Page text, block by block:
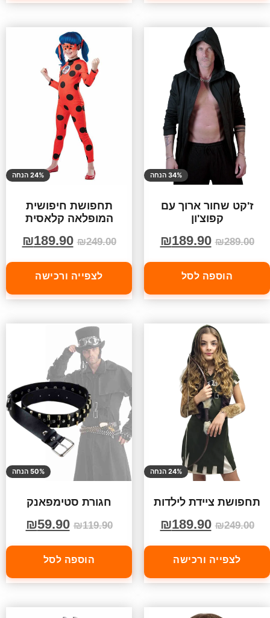
34% הנחה
ז'קט שחור ארוך עם
קפוצ'ון
₪289.00
₪189.90
הוספה לסל
24% הנחה
תחפושת חיפושית
המופלאה קלאסית
₪249.00
₪189.90
לצפייה ורכישה
24% הנחה
תחפושת ציידת לילדות
₪249.00
₪189.90
לצפייה ורכישה
50% הנחה
חגורת סטימפאנק
₪119.90
₪59.90
הוספה לסל